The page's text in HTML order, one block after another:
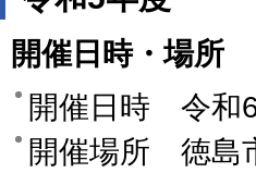
開催日時・場所
開催日時 令和
開催場所 徳島